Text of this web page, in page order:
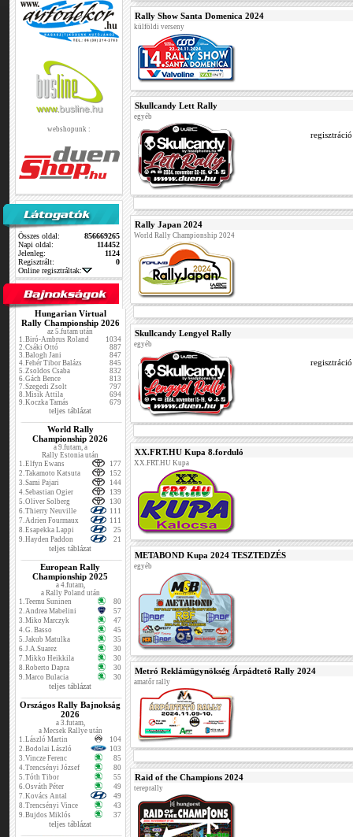
webshopunk :
Összes oldal:
856669265
Napi oldal:
114452
Jelenleg:
1124
Regisztrált:
0
Online regisztráltak:
Hungarian Virtual
Rally Championship 2026
az 5.futam után
1.Biró-Ambrus Roland
1034
2.Csáki Ottó
887
3.Balogh Jani
847
4.Fehér Tibor Balázs
845
5.Zsoldos Csaba
832
6.Gách Bence
813
7.Szegedi Zsolt
797
8.Misik Attila
694
9.Koczka Tamás 679
teljes táblázat
World Rally
Championship 2026
a 9.futam, a
Rally Estonia után
1.Elfyn Ewans
177
2.Takamoto Katsuta
152
3.Sami Pajari
144
4.Sebastian Ogier
139
5.Oliver Solberg
130
6.Thierry Neuville
111
7.Adrien Fourmaux
111
8.Esapekka Lappi
25
9.Hayden Paddon 21
teljes táblázat
European Rally
Championship 2025
a 4.futam,
a Rally Poland után
1.Teemu Suninen
80
2.Andrea Mabelini
57
3.Miko Marczyk
47
4.G. Basso
45
5.Jakub Matulka
35
6.J.A.Suarez
30
7.Mikko Heikkila
30
8.Roberto Dapra
30
9.Marco Bulacia 30
teljes táblázat
Országos Rally Bajnokság
2026
a 3.futam,
a Mecsek Rallye után
1.László Martin
104
2.Bodolai László
103
3.Vincze Ferenc
85
4.Trencsényi József
80
5.Tóth Tibor
55
6.Osváth Péter
49
7.Kovács Antal
49
8.Trencsényi Vince
43
9.Bujdos Miklós 37
teljes táblázat
Rally Show Santa Domenica 2024
külföldi verseny
Skullcandy Lett Rally
egyéb
Rally Japan 2024
World Rally Championship 2024
Skullcandy Lengyel Rally
egyéb
XX.FRT.HU Kupa 8.forduló
XX.FRT.HU Kupa
METABOND Kupa 2024 TESZTEDZÉS
egyéb
Metró Reklámügynökség Árpádtető Rally 2024
amatőr rally
Raid of the Champions 2024
tereprally